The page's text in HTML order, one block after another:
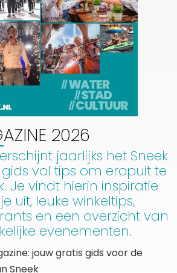
2026
jaarlijks het Sneek
vol tips om eropuit te
Je vindt hierin inspiratie
uit, leuke winkeltips,
en een overzicht van
evenementen.
jouw gratis gids voor de
Sneek